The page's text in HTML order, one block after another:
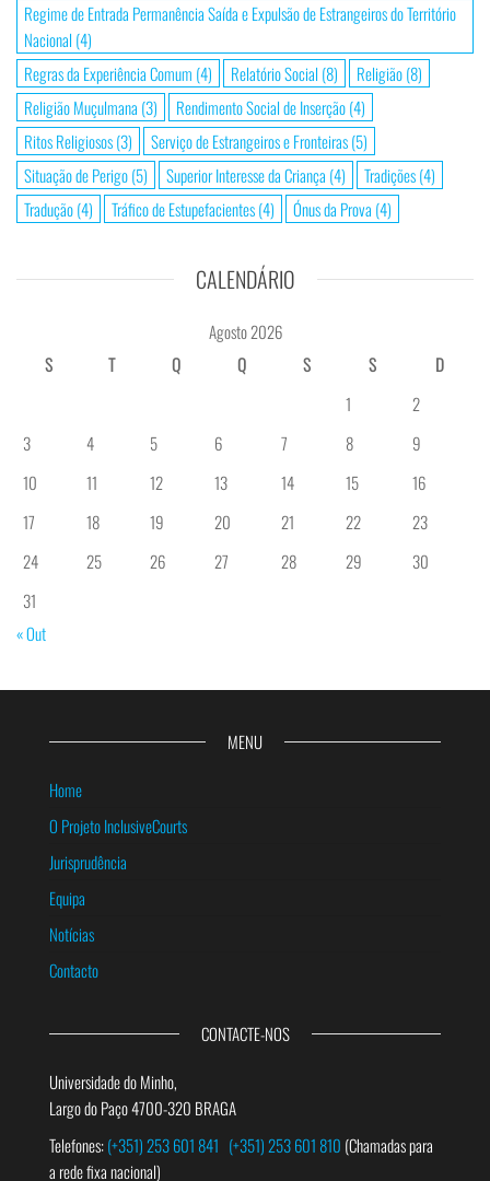
Regime de Entrada Permanência Saída e Expulsão de Estrangeiros do Território
Nacional (4)
Regras da Experiência Comum (4) Relatório Social (8) Religião(8)
Religião Muçulmana (3) Rendimento Social de Inserção(4)
Ritos Religiosos(3) Serviço de Estrangeiros e Fronteiras(5)
Situação de Perigo(5) Superior Interesse da Criança (4) Tradições(4)
Tradução(4) Tráfico de Estupefacientes(4) Ónus da Prova (4)
CALENDÁRIO
Agosto 2026
S
T Q Q S S
D
1
2
3
4 5 6 7 8
9
10
11 12 13 14 15
16
17
18 19 20 21 22
23
24
25 26 27 28 29
30
31
« Out
MENU
Home
O Projeto InclusiveCourts
Jurisprudência
Equipa
Notícias
Contacto
CONTACTE-NOS
Universidade do Minho,
Largo do Paço 4700-320 BRAGA
Telefones:(+351) 253 601 841 (+351) 253 601 810 (Chamadas para
a rede fixa nacional)